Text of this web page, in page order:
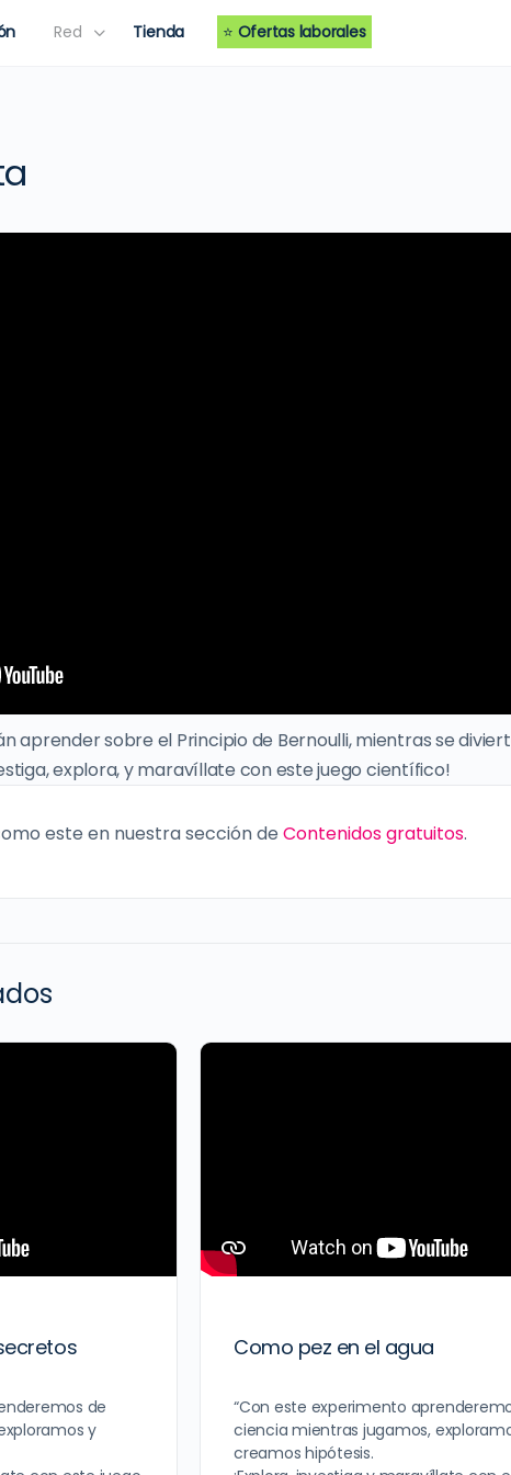
Red Tienda ⭐ Ofertas laborales
aprender sobre el Principio de Bernoulli, mientras se
explora, y maravíllate con este juego científico!
este en nuestra sección de Contenidos gratuitos.
de
y
Como pez en el agua
“Con este experimento
ciencia mientras jugamos,
creamos hipótesis.